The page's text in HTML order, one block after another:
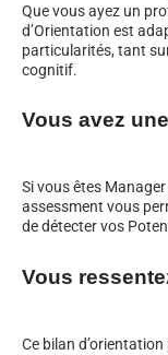
Que vous ayez un
d’Orientation est
particularités, tant
cognitif.
Vous avez
Si vous êtes
assessment vous
de détecter vos
Vous
Ce bilan